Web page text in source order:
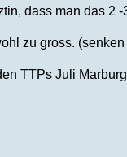
dass man das 2
zu gross.
TTPs Juli